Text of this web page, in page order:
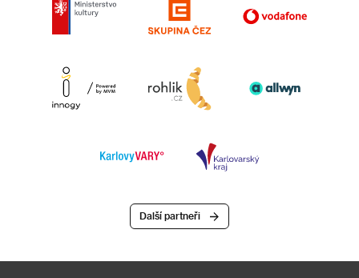
Další partneři